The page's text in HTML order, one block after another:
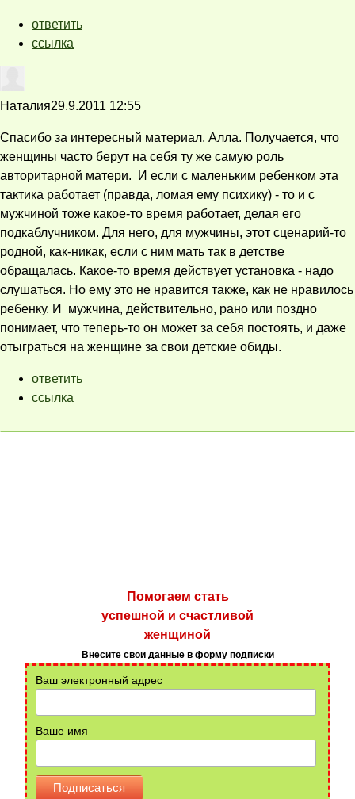
ответить
ссылка
Наталия29.9.2011 12:55
Спасибо за интересный материал, Алла. Получается, что
женщины часто берут на себя ту же самую роль
авторитарной матери. И если с маленьким ребенком эта
тактика работает (правда, ломая ему психику) - то и с
мужчиной тоже какое-то время работает, делая его
подкаблучником. Для него, для мужчины, этот сценарий-то
родной, как-никак, если с ним мать так в детстве
обращалась. Какое-то время действует установка - надо
слушаться. Но ему это не нравится также, как не нравилось
ребенку. И мужчина, действительно, рано или поздно
понимает, что теперь-то он может за себя постоять, и даже
отыграться на женщине за свои детские обиды.
ответить
ссылка
Помогаем стать
успешной и счастливой
женщиной
Внесите свои данные в форму подписки
Ваш электронный адрес
Ваше имя